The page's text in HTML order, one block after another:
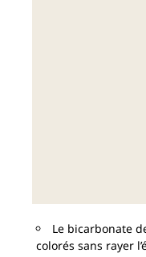
Le bicarbonate
colorés sans rayer